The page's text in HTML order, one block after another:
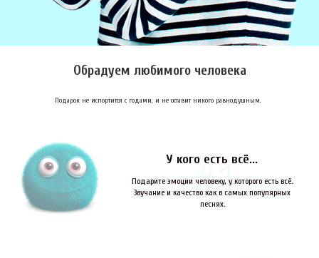
Обрадуем любимого человека
Подарок не испортится с годами, и не оставит никого равнодушным.
У кого есть всё...
Подарите эмоции человеку, у которого есть всё.
Звучание и качество как в самых популярных
песнях.